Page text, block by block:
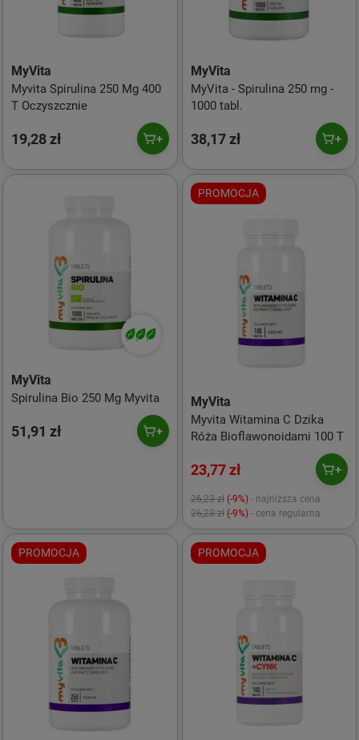
MyVita
Myvita Spirulina 250 Mg 400
T Oczyszcznie
19,28 zł
MyVita
MyVita - Spirulina 250 mg -
1000 tabl.
38,17 zł
MyVita
Spirulina Bio 250 Mg Myvita
51,91 zł
PROMOCJA
MyVita
Myvita Witamina C Dzika
Róża Bioflawonoidami 100 T
23,77 zł
26,23 zł (-9%) - najniższa cena
26,23 zł (-9%) - cena regularna
PROMOCJA PROMOCJA